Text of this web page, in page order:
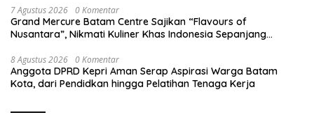
7 Agustus 2026 0 Komentar
Grand Mercure Batam Centre Sajikan “Flavours of
Nusantara”, Nikmati Kuliner Khas Indonesia Sepanjang
8 Agustus 2026 0 Komentar
Anggota DPRD Kepri Aman Serap Aspirasi Warga Batam
Kota, dari Pendidkan hingga Pelatihan Tenaga Kerja